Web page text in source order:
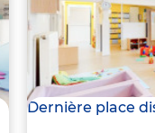
Dernière place